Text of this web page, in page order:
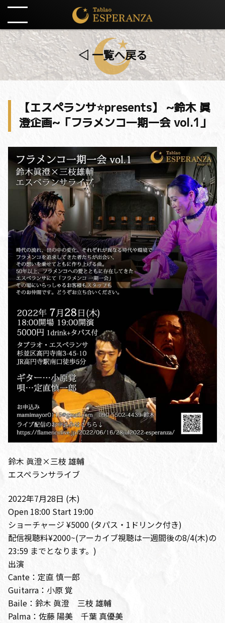
◁ 一覧へ戻る
【エスペランサ⭐️presents】 ~鈴木 眞
澄企画~「フラメンコ一期一会 vol.1」
鈴木 眞澄×三枝 雄輔
エスペランサライブ
2022年7月28日 (木)
Open 18:00 Start 19:00
ショーチャージ ¥5000 (タパス・1ドリンク付き)
配信視聴料¥2000~(アーカイブ視聴は一週間後の8/4(木)の
23:59 までとなります。)
出演
Cante：定直 慎一郎
Guitarra：小原 覚
Baile：鈴木 眞澄 三枝 雄輔
Palma：佐藤 陽美 千葉 真優美